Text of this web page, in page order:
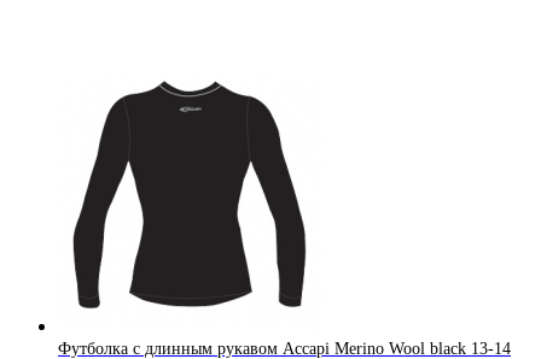
Футболка с длинным рукавом Accapi Merino Wool black 13-14